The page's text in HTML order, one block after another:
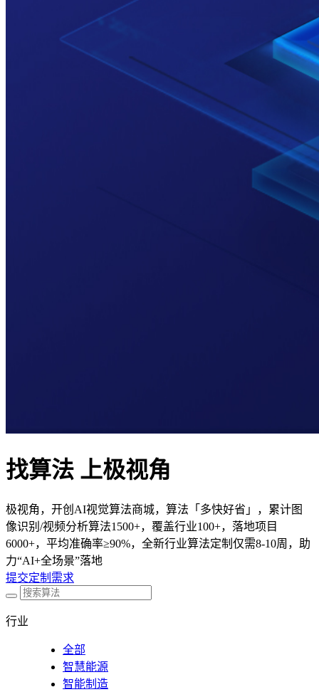
找算法 上极视角
极视角，开创AI视觉算法商城，算法「多快好省」，累计图
像识别/视频分析算法1500+，覆盖行业100+，落地项目
6000+，平均准确率≥90%，全新行业算法定制仅需8-10周，助
力“AI+全场景”落地
提交定制需求
行业
全部
智慧能源
智能制造